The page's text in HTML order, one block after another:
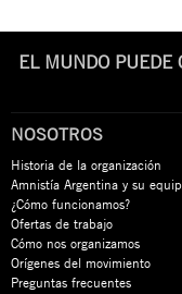
EL MUNDO PUEDE
NOSOTROS
Historia de la organización
Amnistía Argentina y su
¿Cómo funcionamos?
Ofertas de trabajo
Cómo nos organizamos
Orígenes del movimiento
Preguntas frecuentes